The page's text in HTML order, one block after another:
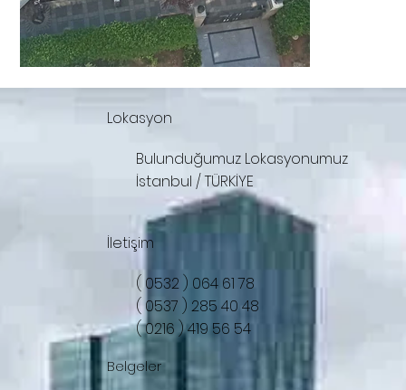
Lokasyon
Bulunduğumuz Lokasyonumuz
İstanbul / TÜRKİYE
İletişim
( 0532 ) 064 61 78
( 0537 ) 285 40 48
( 0216 ) 419 56 54
Belgeler